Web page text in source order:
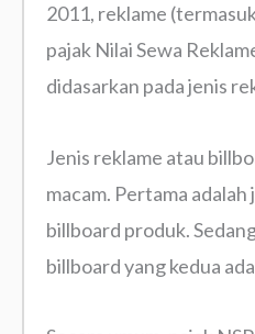
2011, reklame
pajak Nilai Sewa
didasarkan pada jenis
Jenis reklame atau
macam. Pertama
billboard produk.
billboard yang kedua